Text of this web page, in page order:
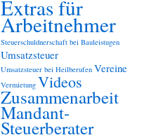
Extras für
Arbeitnehmer
Steuerschuldnerschaft bei Bauleistugen
Umsatzsteuer
Umsatzsteuer bei Heilberufen Vereine
Vermietung Videos
Zusammenarbeit
Mandant-
Steuerberater